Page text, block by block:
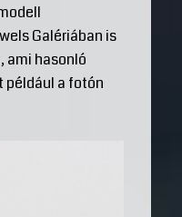
Galériában is
ami hasonló
a fotón